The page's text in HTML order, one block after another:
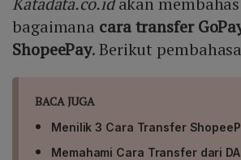
bagaimana cara transfer
ShopeePay. Berikut
BACA JUGA
Menilik 3 Cara Transfer
Memahami Cara Transfer dari